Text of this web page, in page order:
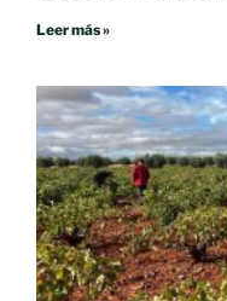
Leer más »